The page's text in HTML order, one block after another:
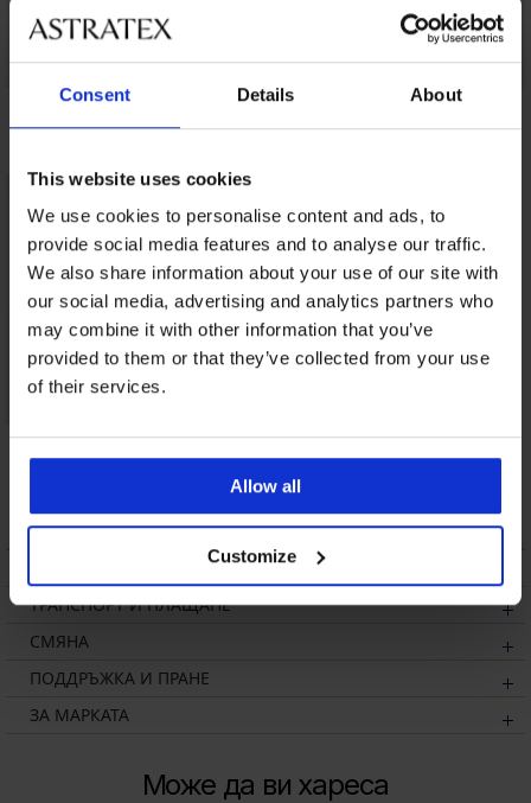
Consent Details About
This website uses cookies
We use cookies to personalise content and ads, to
provide social media features and to analyse our traffic.
We also share information about your use of our site with
our social media, advertising and analytics partners who
may combine it with other information that you’ve
provided to them or that they’ve collected from your use
of their services.
Allow all
Customize
Памучни боксерки
24,99 €(48,88 лв.)
3PACK боксерки Joe
17,39 €(34,01 лв.)
3PACK памучни
боксерки Weber
Бамбукови
боксерки Dark Blue
ТРАНСПОРТ И ПЛАЩАНЕ
СМЯНА
ПОДДРЪЖКА И ПРАНЕ
ЗА МАРКАТА
Може да ви хареса